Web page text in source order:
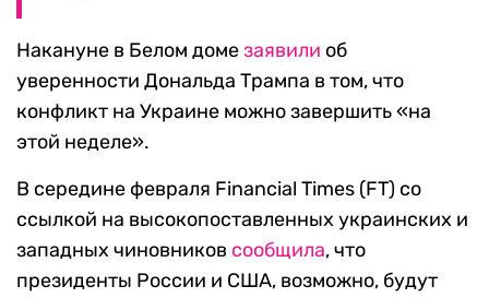
Накануне в Белом домезаявили об
уверенности Дональда Трампа в том, что
конфликт на Украине можно завершить «на
этой неделе».
В середине февраля Financial Times (FT) со
ссылкой на высокопоставленных украинских и
западных чиновников сообщила, что
президенты России и США, возможно, будут